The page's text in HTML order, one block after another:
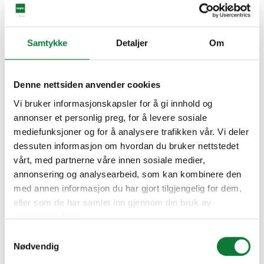
Samtykke Detaljer Om
Denne nettsiden anvender cookies
Vi bruker informasjonskapsler for å gi innhold og
annonser et personlig preg, for å levere sosiale
mediefunksjoner og for å analysere trafikken vår. Vi deler
dessuten informasjon om hvordan du bruker nettstedet
vårt, med partnerne våre innen sosiale medier,
annonsering og analysearbeid, som kan kombinere den
med annen informasjon du har gjort tilgjengelig for dem,
eller som de har samlet inn gjennom din bruk av
tjenestene deres.
Nødvendig
De locatie doet ertoe
Het is in de hoeken en kieren van het profiel waar stof zich
ophoopt. Maar de mate van aandacht die nodig is, hangt
industrieterreinen zijn er reststoffen. En aan de kust is er
zoutaanslag, wat vaker onderhoud vereist.
Onjuiste producten
Pas op voor agressieve en schurende industriële
reinigingsmiddelen, die de beschermende laag van de
profielen kunnen verwijderen. Vermijd ook
reinigingsmiddelen die normaal gesproken voor koper,